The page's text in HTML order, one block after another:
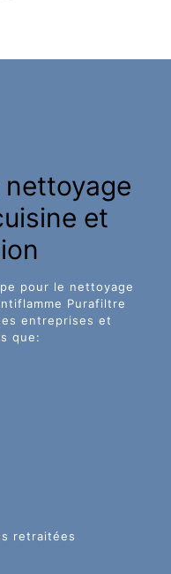
et
pour le nettoyage
Purafiltre
entreprises et
que:
retraitées